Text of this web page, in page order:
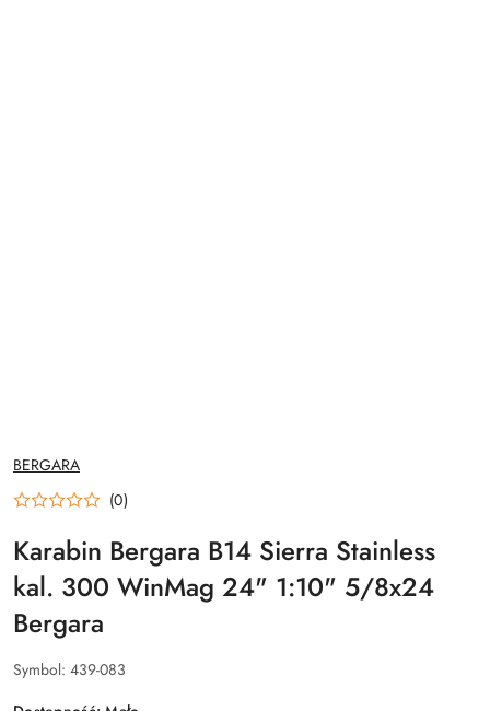
NAZWA
PRODUCENTA:
BERGARA
(0)
Karabin Bergara B14 Sierra Stainless
kal. 300 WinMag 24" 1:10" 5/8x24
Bergara
Symbol: 439-083